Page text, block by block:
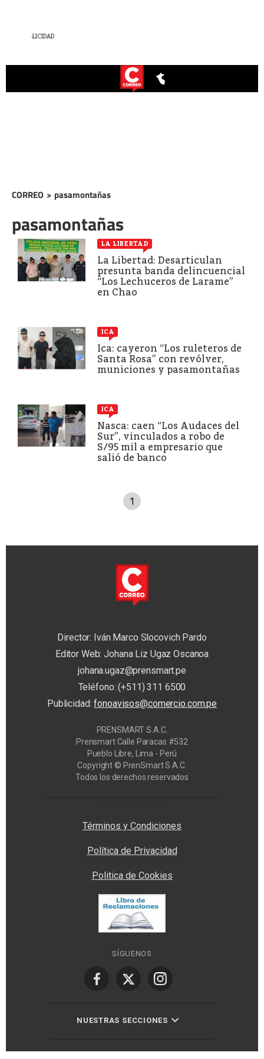
CORREO > pasamontañas
pasamontañas
LA LIBERTAD
La Libertad: Desarticulan
presunta banda delincuencial
“Los Lechuceros de Larame”
en Chao
ICA
Ica: cayeron “Los ruleteros de
Santa Rosa” con revólver,
municiones y pasamontañas
ICA
Nasca: caen “Los Audaces del
Sur”, vinculados a robo de
S/95 mil a empresario que
salió de banco
1
Director: Iván Marco Slocovich Pardo
Editor Web: Johana Liz Ugaz Oscanoa
johana.ugaz@prensmart.pe
Teléfono: (+511) 311 6500
Publicidad:fonoavisos@comercio.com.pe
PRENSMART S.A.C.
Prensmart Calle Paracas #532
Pueblo Libre, Lima - Perú
Copyright © PrenSmart S.A.C.
Todos los derechos reservados
Términos y Condiciones
Política de Privacidad
Politica de Cookies
SÍGUENOS
NUESTRAS SECCIONES